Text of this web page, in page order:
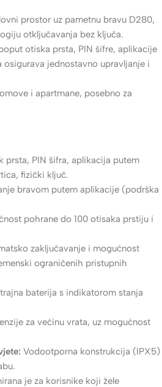
prostor uz pametnu bravu D280,
otključavanja bez ključa.
otiska prsta, PIN šifre, aplikacije
jednostavno upravljanje i
i apartmane, posebno za
prsta, PIN šifra, aplikacija putem
fizički ključ.
bravom putem aplikacije (podrška
pohrane do 100 otisaka prstiju i
zaključavanje i mogućnost
ograničenih pristupnih
baterija s indikatorom stanja
za većinu vrata, uz mogućnost
Vodootporna konstrukcija (IPX5)
je za korisnike koji žele